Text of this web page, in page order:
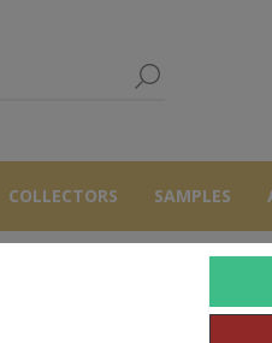
COLLECTORS SAMPLES